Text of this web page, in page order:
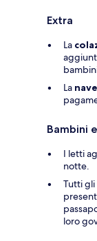
Extra
La
La
Bambini
I letti
notte.
Tutti gli
loro